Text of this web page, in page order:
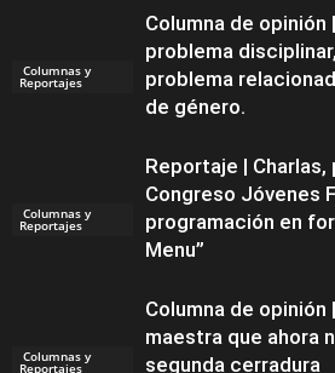
Columnas y
Reportajes
Columna de opinión
problema
problema
de género.
Columnas y
Reportajes
Reportaje |
Congreso Jóvenes
programación en
Menu”
Columnas y
Reportajes
Columna de opinión
maestra que ahora
segunda cerradura